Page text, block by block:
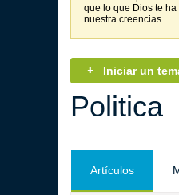
que lo que Dios te
nuestra creencias.
Iniciar un
Politica
Artículos